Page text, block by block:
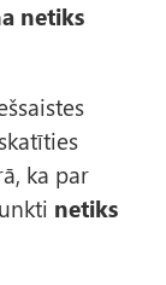
netiks
ka par
netiks